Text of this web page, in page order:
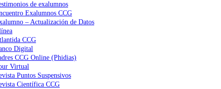
de exalumnos
Exalumnos CCG
– Actualización de Datos
CCG
Digital
CCG Online (Phidias)
Virtual
Puntos Suspensivos
Científica CCG